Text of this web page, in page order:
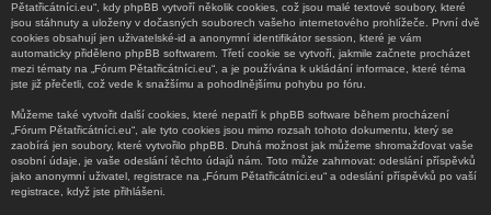
Pětatřicátníci.eu“, kdy phpBB vytvoří několik cookies, což jsou malé textové soubory, které
jsou stáhnuty a uloženy v dočasných souborech vašeho internetového prohlížeče. První dvě
cookies obsahují jen uživatelské-id a anonymní identifikátor session, které je vám
automaticky přiděleno phpBB softwarem. Třetí cookie se vytvoří, jakmile začnete procházet
mezi tématy na „Fórum Pětatřicátníci.eu“, a je používána k ukládání informace, které téma
jste již přečetli, což vede k snažšímu a pohodlnějšímu pohybu po fóru.
Můžeme také vytvořit další cookies, které nepatří k phpBB software během procházení
„Fórum Pětatřicátníci.eu“, ale tyto cookies jsou mimo rozsah tohoto dokumentu, který se
zaobírá jen soubory, které vytvořilo phpBB. Druhá možnost jak můžeme shromažďovat vaše
osobní údaje, je vaše odeslání těchto údajů nám. Toto může zahrnovat: odeslání příspěvků
jako anonymní uživatel, registrace na „Fórum Pětatřicátníci.eu“ a odeslání příspěvků po vaší
registrace, když jste přihlášeni.